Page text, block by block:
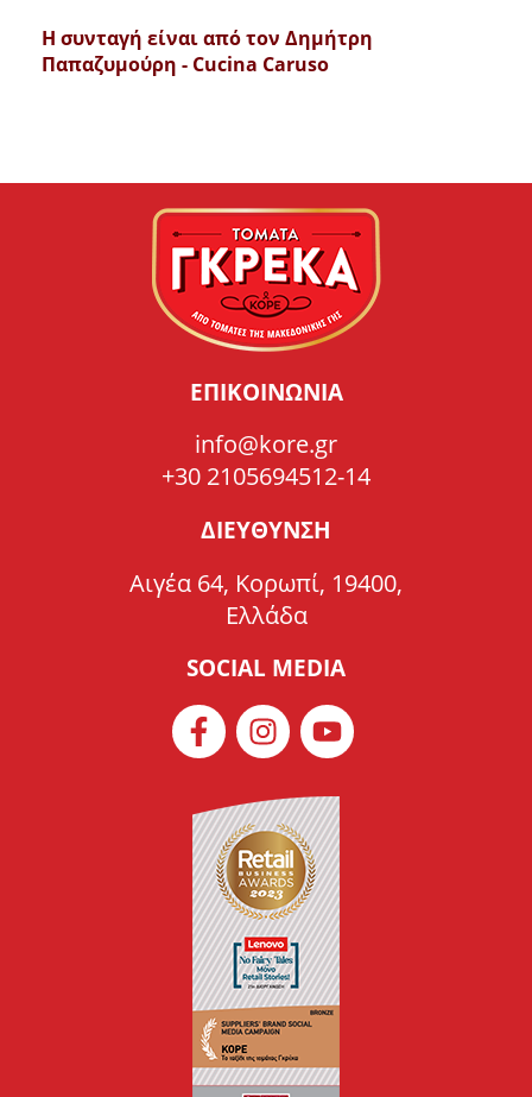
Η συνταγή είναι από τον Δημήτρη
Παπαζυμούρη - Cucina Caruso
ΕΠΙΚΟΙΝΩΝΙΑ
info@kore.gr
+30 2105694512-14
ΔΙΕΥΘΥΝΣΗ
Αιγέα 64, Κορωπί, 19400,
Ελλάδα
SOCIAL MEDIA